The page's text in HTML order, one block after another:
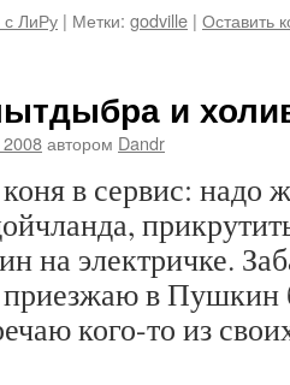
ЛиРу | Метки: godville | Оставить
и
2008автором Dandr
в сервис: надо
на электричке.
в Пушкин
кого-то из